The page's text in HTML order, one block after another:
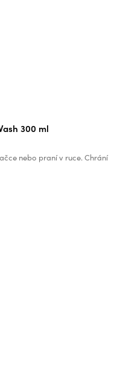
300 ml
nebo praní v ruce. Chrání